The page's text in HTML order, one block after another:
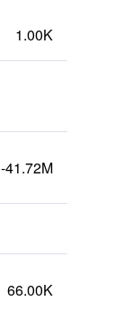
1.00K
-41.72M
66.00K